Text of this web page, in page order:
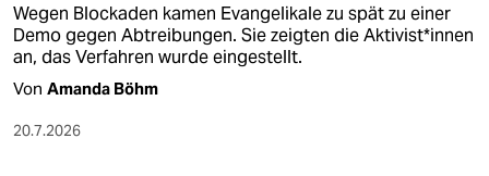
Wegen Blockaden kamen Evangelikale zu spät zu einer
Demo gegen Abtreibungen. Sie zeigten die Ak­ti­vis­t*in­nen
an, das Verfahren wurde eingestellt.
Von Amanda Böhm
20.7.2026